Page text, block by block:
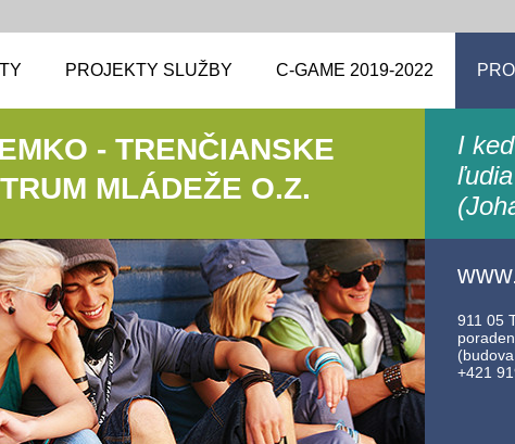
PROJEKTY SLUŽBY C-GAME 2019-2022
- TRENČIANSKE
MLÁDEŽE O.Z.
I
911 05
+421